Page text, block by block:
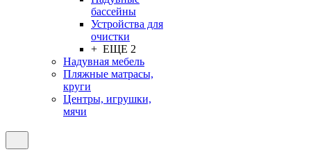
бассейны
Устройства для
очистки
+ ЕЩЕ 2
Надувная мебель
Пляжные матрасы,
круги
Центры, игрушки,
мячи